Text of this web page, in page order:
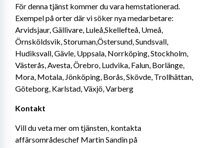
För denna tjänst kommer du vara hemstationerad.
Exempel på orter där vi söker nya medarbetare:
Arvidsjaur, Gällivare, Luleå,Skellefteå, Umeå,
Örnsköldsvik, Storuman,Östersund, Sundsvall,
Hudiksvall, Gävle, Uppsala, Norrköping, Stockholm,
Västerås, Avesta, Örebro, Ludvika, Falun, Borlänge,
Mora, Motala, Jönköping, Borås, Skövde, Trollhättan,
Göteborg, Karlstad, Växjö, Varberg
Kontakt
Vill du veta mer om tjänsten, kontakta
affärsområdeschef Martin Sandin på